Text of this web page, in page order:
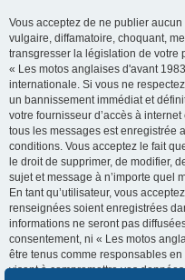
Vous acceptez de ne publier
vulgaire, diffamatoire, choquant,
transgresser la législation de votre
« Les motos anglaises d'avant
internationale. Si vous ne
un bannissement immédiat et
votre fournisseur d’accès à
tous les messages est enregistrée
conditions. Vous acceptez le fait
le droit de supprimer, de modifier,
sujet et message à n’importe quel
En tant qu’utilisateur, vous
renseignées soient enregistrées
informations ne seront pas
consentement, ni « Les motos
être tenus comme responsables
visant à compromettre vos